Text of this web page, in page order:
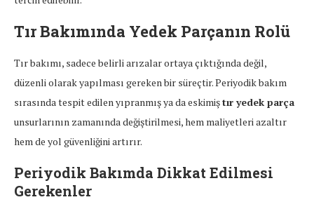
Tır Bakımında Yedek Parçanın Rolü
Tır bakımı, sadece belirli arızalar ortaya çıktığında değil,
düzenli olarak yapılması gereken bir süreçtir. Periyodik bakım
sırasında tespit edilen yıpranmış ya da eskimiştır yedek parça
unsurlarının zamanında değiştirilmesi, hem maliyetleri azaltır
hem de yol güvenliğini artırır.
Periyodik Bakımda Dikkat Edilmesi
Gerekenler